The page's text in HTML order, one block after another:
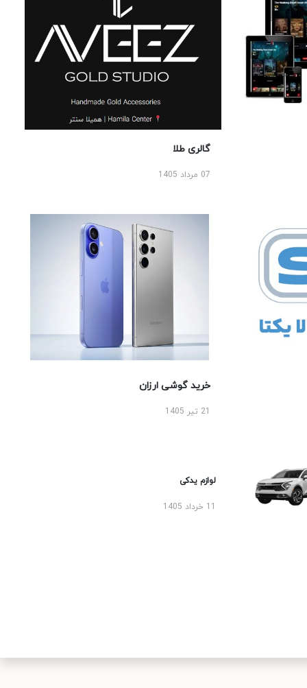
گالری طلا
07 مرداد 1405
خرید گوشی ارزان
لوازم یدکی